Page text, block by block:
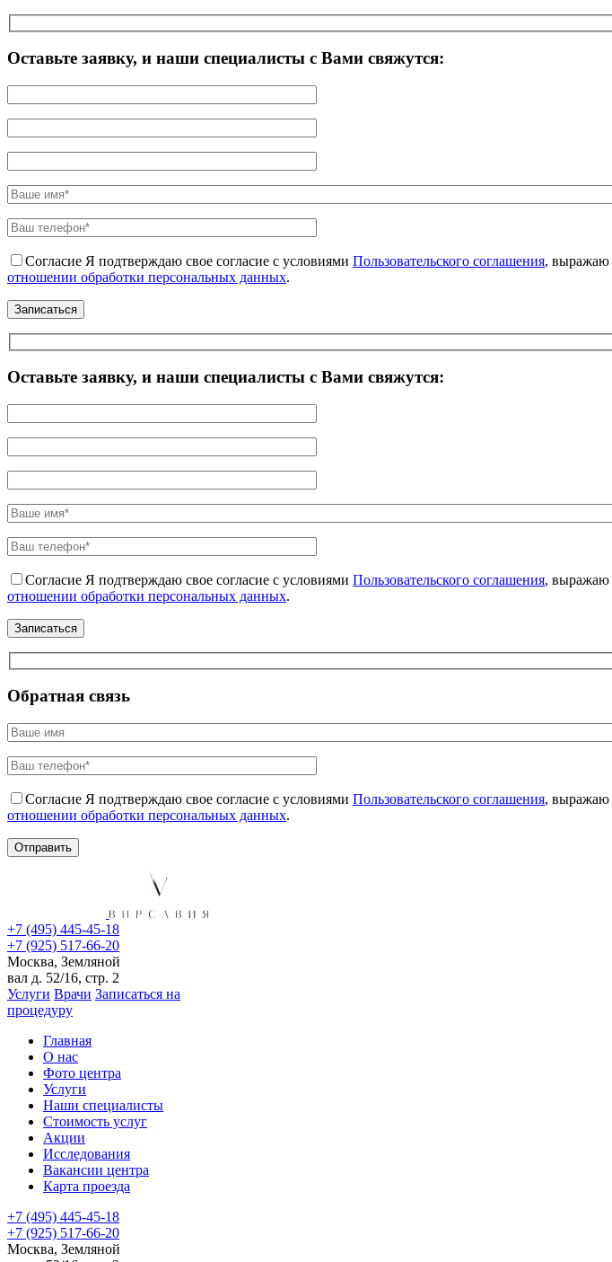
Оставьте заявку, и наши специалисты с Вами свяжутся:
Согласие Я подтверждаю свое согласие с условиями Пользовательского соглашения, выражаю
отношении обработки персональных данных.
Оставьте заявку, и наши специалисты с Вами свяжутся:
Согласие Я подтверждаю свое согласие с условиями Пользовательского соглашения, выражаю
отношении обработки персональных данных.
Обратная связь
Согласие Я подтверждаю свое согласие с условиями Пользовательского соглашения, выражаю
отношении обработки персональных данных.
+7 (495) 445-45-18
+7 (925) 517-66-20
Москва, Земляной
вал д. 52/16, стр. 2
Услуги Врачи Записаться на
процедуру
Главная
О нас
Фото центра
Услуги
Наши специалисты
Стоимость услуг
Акции
Исследования
Вакансии центра
Карта проезда
+7 (495) 445-45-18
+7 (925) 517-66-20
Москва, Земляной